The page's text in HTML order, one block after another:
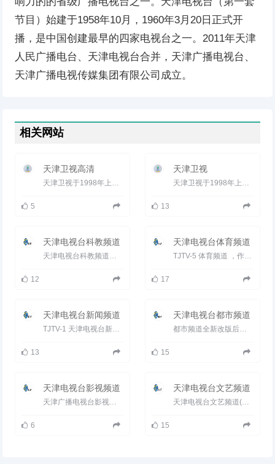
节目）始建于1958年10月，1960年3月20日正式开
播，是中国创建最早的四家电视台之一。2011年天津
人民广播电台、天津电视台合并，天津广播电视台、
天津广播电视传媒集团有限公司成立。
相关网站
天津卫视高清
5
天津卫视
13
天津电视台科教频道
12
天津电视台体育频道
17
天津电视台新闻频道
13
天津电视台都市频道
都市频道全新改版后，节目分为生活服务、情感生活、都市剧场和综艺娱乐四大类。频道将&ldquo;现代都市、时尚...
15
天津电视台影视频道
6
天津电视台文艺频道
天津电视台文艺频道(T2)作为集传播、制作电视文艺产品的优质传媒组织。每天从清晨06:55至晚间01:00共计播出...
15